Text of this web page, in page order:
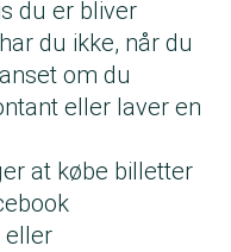
du er bliver
du ikke, når du
om du
eller laver en
at købe billetter
eller